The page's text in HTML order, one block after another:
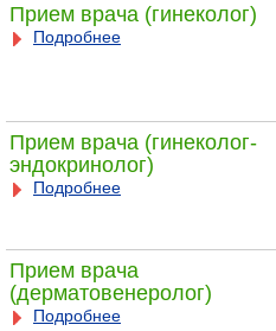
Прием врача (гинеколог)
Подробнее
Прием врача (гинеколог-
эндокринолог)
Подробнее
Прием врача
(дерматовенеролог)
Подробнее